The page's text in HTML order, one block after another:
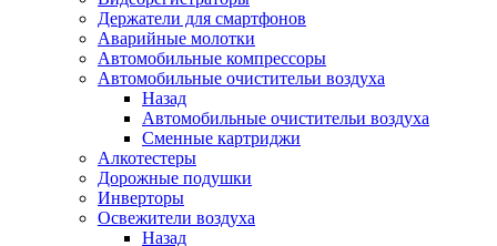
Держатели для смартфонов
Аварийные молотки
Автомобильные компрессоры
Автомобильные очистительи воздуха
Назад
Автомобильные очистительи воздуха
Сменные картриджи
Алкотестеры
Дорожные подушки
Инверторы
Освежители воздуха
Назад